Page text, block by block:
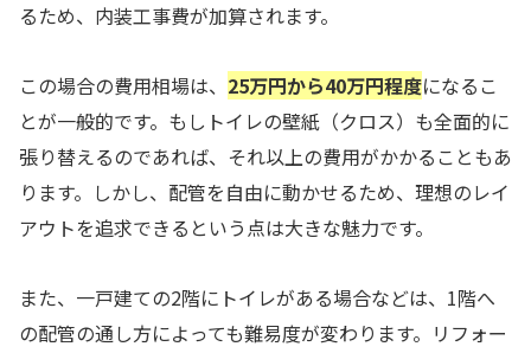
るため、内装工事費が加算されます。
この場合の費用相場は、 25万円から40万円程度になるこ
とが一般的です。もしトイレの壁紙（クロス）も全面的に
張り替えるのであれば、それ以上の費用がかかることもあ
ります。しかし、配管を自由に動かせるため、理想のレイ
アウトを追求できるという点は大きな魅力です。
また、一戸建ての2階にトイレがある場合などは、1階へ
の配管の通し方によっても難易度が変わります。リフォー